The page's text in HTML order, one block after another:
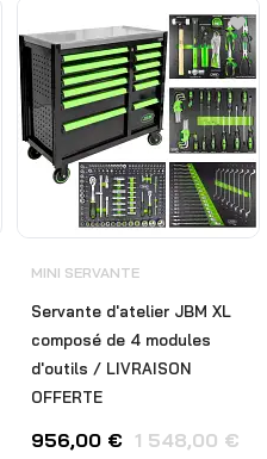
MINI SERVANTE
Servante d'atelier JBM XL
composé de 4 modules
d'outils / LIVRAISON
OFFERTE
1 548,00 €
956,00 €